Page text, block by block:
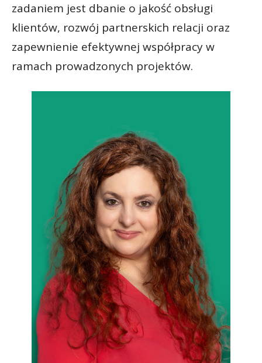
zadaniem jest dbanie o jakość obsługi
klientów, rozwój partnerskich relacji oraz
zapewnienie efektywnej współpracy w
ramach prowadzonych projektów.